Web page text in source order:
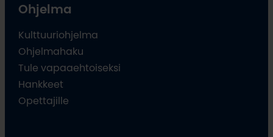
Ohjelma
Kulttuuriohjelma
Ohjelmahaku
Tule vapaaehtoiseksi
Hankkeet
Opettajille